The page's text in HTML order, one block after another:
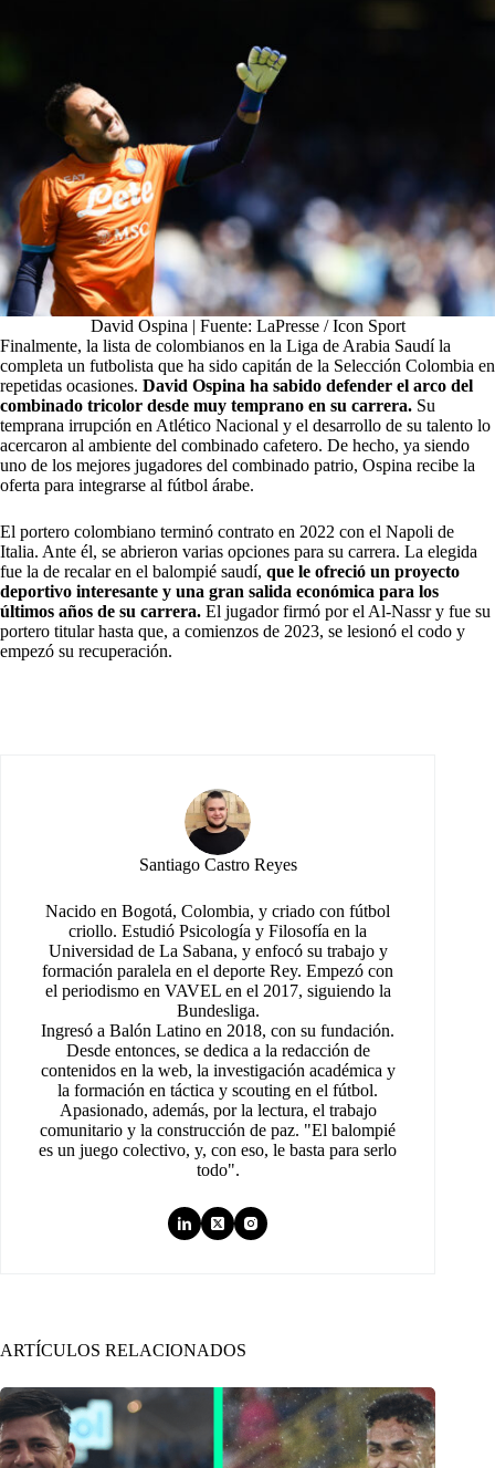
David Ospina | Fuente: LaPresse / Icon Sport
Finalmente, la lista de colombianos en la Liga de Arabia Saudí la
completa un futbolista que ha sido capitán de la Selección Colombia en
repetidas ocasiones. David Ospina ha sabido defender el arco del
combinado tricolor desde muy temprano en su carrera. Su
temprana irrupción en Atlético Nacional y el desarrollo de su talento lo
acercaron al ambiente del combinado cafetero. De hecho, ya siendo
uno de los mejores jugadores del combinado patrio, Ospina recibe la
oferta para integrarse al fútbol árabe.
El portero colombiano terminó contrato en 2022 con el Napoli de
Italia. Ante él, se abrieron varias opciones para su carrera. La elegida
fue la de recalar en el balompié saudí, que le ofreció un proyecto
deportivo interesante y una gran salida económica para los
últimos años de su carrera. El jugador firmó por el Al-Nassr y fue su
portero titular hasta que, a comienzos de 2023, se lesionó el codo y
empezó su recuperación.
Santiago Castro Reyes
Nacido en Bogotá, Colombia, y criado con fútbol
criollo. Estudió Psicología y Filosofía en la
Universidad de La Sabana, y enfocó su trabajo y
formación paralela en el deporte Rey. Empezó con
el periodismo en VAVEL en el 2017, siguiendo la
Bundesliga.
Ingresó a Balón Latino en 2018, con su fundación.
Desde entonces, se dedica a la redacción de
contenidos en la web, la investigación académica y
la formación en táctica y scouting en el fútbol.
Apasionado, además, por la lectura, el trabajo
comunitario y la construcción de paz. "El balompié
es un juego colectivo, y, con eso, le basta para serlo
todo".
ARTÍCULOS RELACIONADOS